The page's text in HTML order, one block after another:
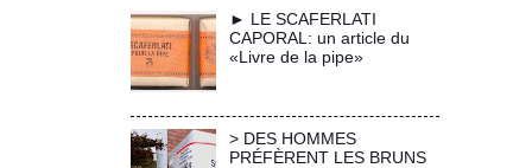
► LE SCAFERLATI
CAPORAL: un article du
«Livre de la pipe»
> DES HOMMES
PRÉFÈRENT LES BRUNS